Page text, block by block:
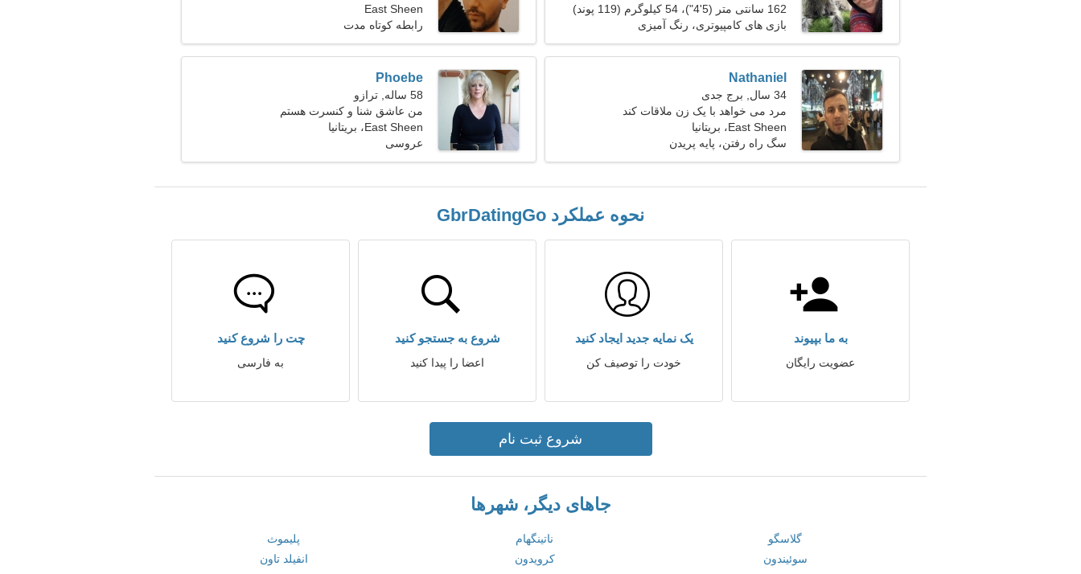
162 سانتی متر (5'4")، 54 کیلوگرم (119 پوند)
بازی های کامپیوتری، رنگ آمیزی
East Sheen
رابطه کوتاه مدت
Nathaniel
34 سال, برج جدی
مرد می خواهد با یک زن ملاقات کند
East Sheen، بریتانیا
سگ راه رفتن، پایه پریدن
Phoebe
58 ساله, ترازو
من عاشق شنا و کنسرت هستم
East Sheen، بریتانیا
عروسی
نحوه عملکرد GbrDatingGo
به ما بپیوند
عضویت رایگان
یک نمایه جدید ایجاد کنید
خودت را توصیف کن
شروع به جستجو کنید
اعضا را پیدا کنید
چت را شروع کنید
به فارسی
شروع ثبت نام
جاهای دیگر، شهرها
گلاسگو ناتینگهام
پلیموث
سوئیندون
کرویدون
انفیلد تاون